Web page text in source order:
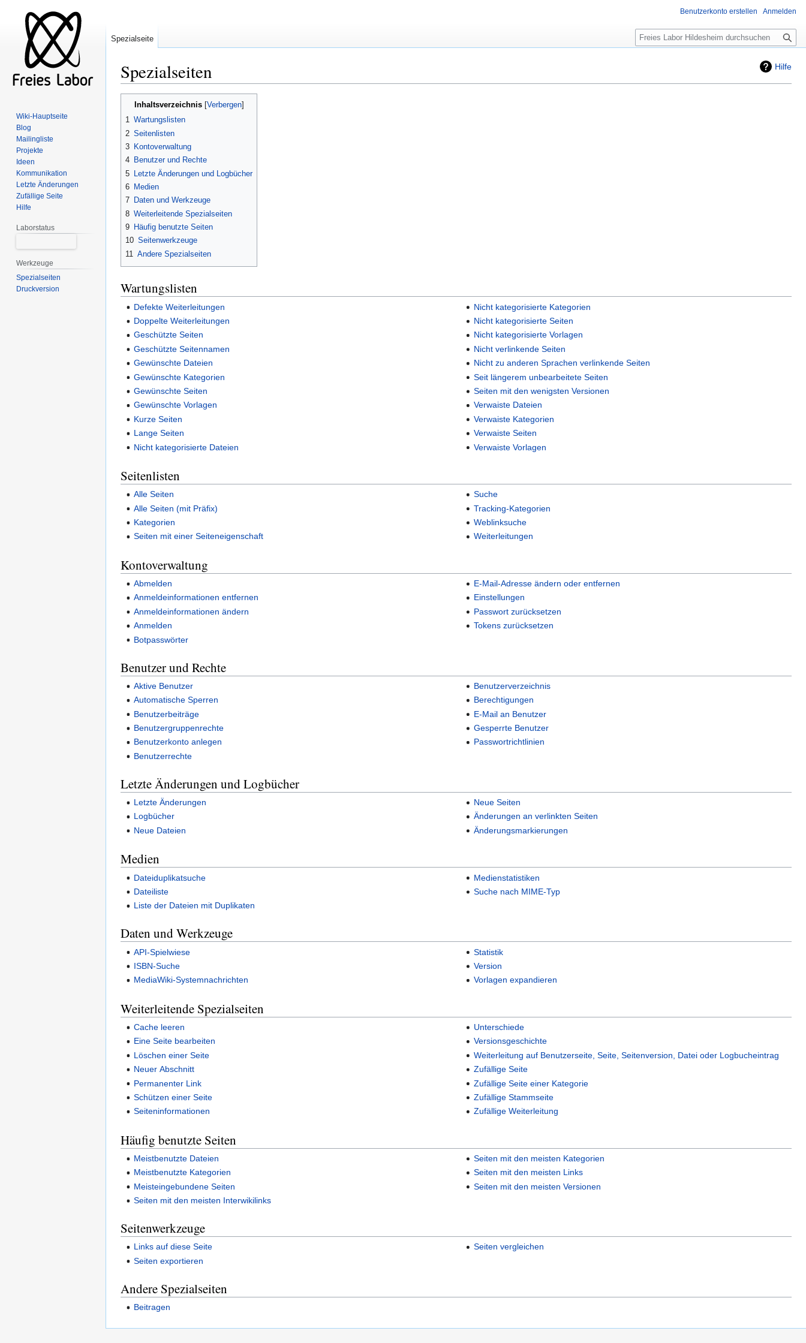
Hilfe
Spezialseiten
Inhaltsverzeichnis
1 Wartungslisten
2 Seitenlisten
3 Kontoverwaltung
4 Benutzer und Rechte
5
Letzte Änderungen und Logbücher
6 Medien
7 Daten und Werkzeuge
8 Weiterleitende Spezialseiten
9 Häufig benutzte Seiten
10 Seitenwerkzeuge
11 Andere Spezialseiten
Wartungslisten
Defekte Weiterleitungen
Doppelte Weiterleitungen
Geschützte Seiten
Geschützte Seitennamen
Gewünschte Dateien
Gewünschte Kategorien
Gewünschte Seiten
Gewünschte Vorlagen
Kurze Seiten
Lange Seiten
Nicht kategorisierte Dateien
Nicht kategorisierte Kategorien
Nicht kategorisierte Seiten
Nicht kategorisierte Vorlagen
Nicht verlinkende Seiten
Nicht zu anderen Sprachen verlinkende Seiten
Seit längerem unbearbeitete Seiten
Seiten mit den wenigsten Versionen
Verwaiste Dateien
Verwaiste Kategorien
Verwaiste Seiten
Verwaiste Vorlagen
Seitenlisten
Alle Seiten
Alle Seiten (mit Präfix)
Kategorien
Seiten mit einer Seiteneigenschaft
Suche
Tracking-Kategorien
Weblinksuche
Weiterleitungen
Kontoverwaltung
Abmelden
Anmeldeinformationen entfernen
Anmeldeinformationen ändern
Anmelden
Botpasswörter
E-Mail-Adresse ändern oder entfernen
Einstellungen
Passwort zurücksetzen
Tokens zurücksetzen
Benutzer und Rechte
Aktive Benutzer
Automatische Sperren
Benutzerbeiträge
Benutzergruppenrechte
Benutzerkonto anlegen
Benutzerrechte
Benutzerverzeichnis
Berechtigungen
E-Mail an Benutzer
Gesperrte Benutzer
Passwortrichtlinien
Letzte Änderungen und Logbücher
Letzte Änderungen
Logbücher
Neue Dateien
Neue Seiten
Änderungen an verlinkten Seiten
Änderungsmarkierungen
Medien
Dateiduplikatsuche
Dateiliste
Liste der Dateien mit Duplikaten
Medienstatistiken
Suche nach MIME-Typ
Daten und Werkzeuge
API-Spielwiese
ISBN-Suche
MediaWiki-Systemnachrichten
Statistik
Version
Vorlagen expandieren
Weiterleitende Spezialseiten
Cache leeren
Eine Seite bearbeiten
Löschen einer Seite
Neuer Abschnitt
Permanenter Link
Schützen einer Seite
Seiteninformationen
Unterschiede
Versionsgeschichte
Weiterleitung auf Benutzerseite, Seite, Seitenversion, Datei oder Logbucheintrag
Zufällige Seite
Zufällige Seite einer Kategorie
Zufällige Stammseite
Zufällige Weiterleitung
Häufig benutzte Seiten
Meistbenutzte Dateien
Meistbenutzte Kategorien
Meisteingebundene Seiten
Seiten mit den meisten Interwikilinks
Seiten mit den meisten Kategorien
Seiten mit den meisten Links
Seiten mit den meisten Versionen
Seitenwerkzeuge
Links auf diese Seite
Seiten exportieren
Seiten vergleichen
Andere Spezialseiten
Beitragen
Benutzerkonto erstellen Anmelden
Spezialseite
Suche
Wiki-Hauptseite
Blog
Mailingliste
Projekte
Ideen
Kommunikation
Letzte Änderungen
Zufällige Seite
Hilfe
Laborstatus
Werkzeuge
Spezialseiten
Druckversion